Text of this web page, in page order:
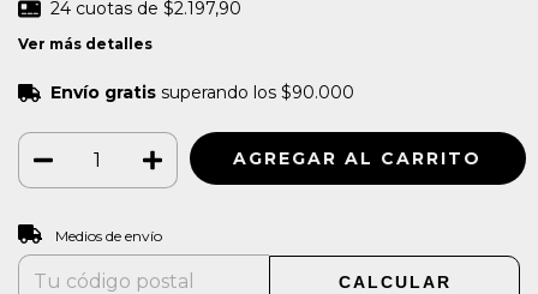
24 cuotas de $2.197,90
Ver más detalles
Envío gratis superando los $90.000
Entregas para el CP:
Medios de envío
CALCULAR